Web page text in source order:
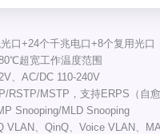
口+24个千兆电口+8个复用光口
超宽工作温度范围
、AC/DC 110-240V
RSTP/MSTP，支持ERPS（自愈
Snooping/MLD Snooping
VLAN、QinQ、Voice VLAN、